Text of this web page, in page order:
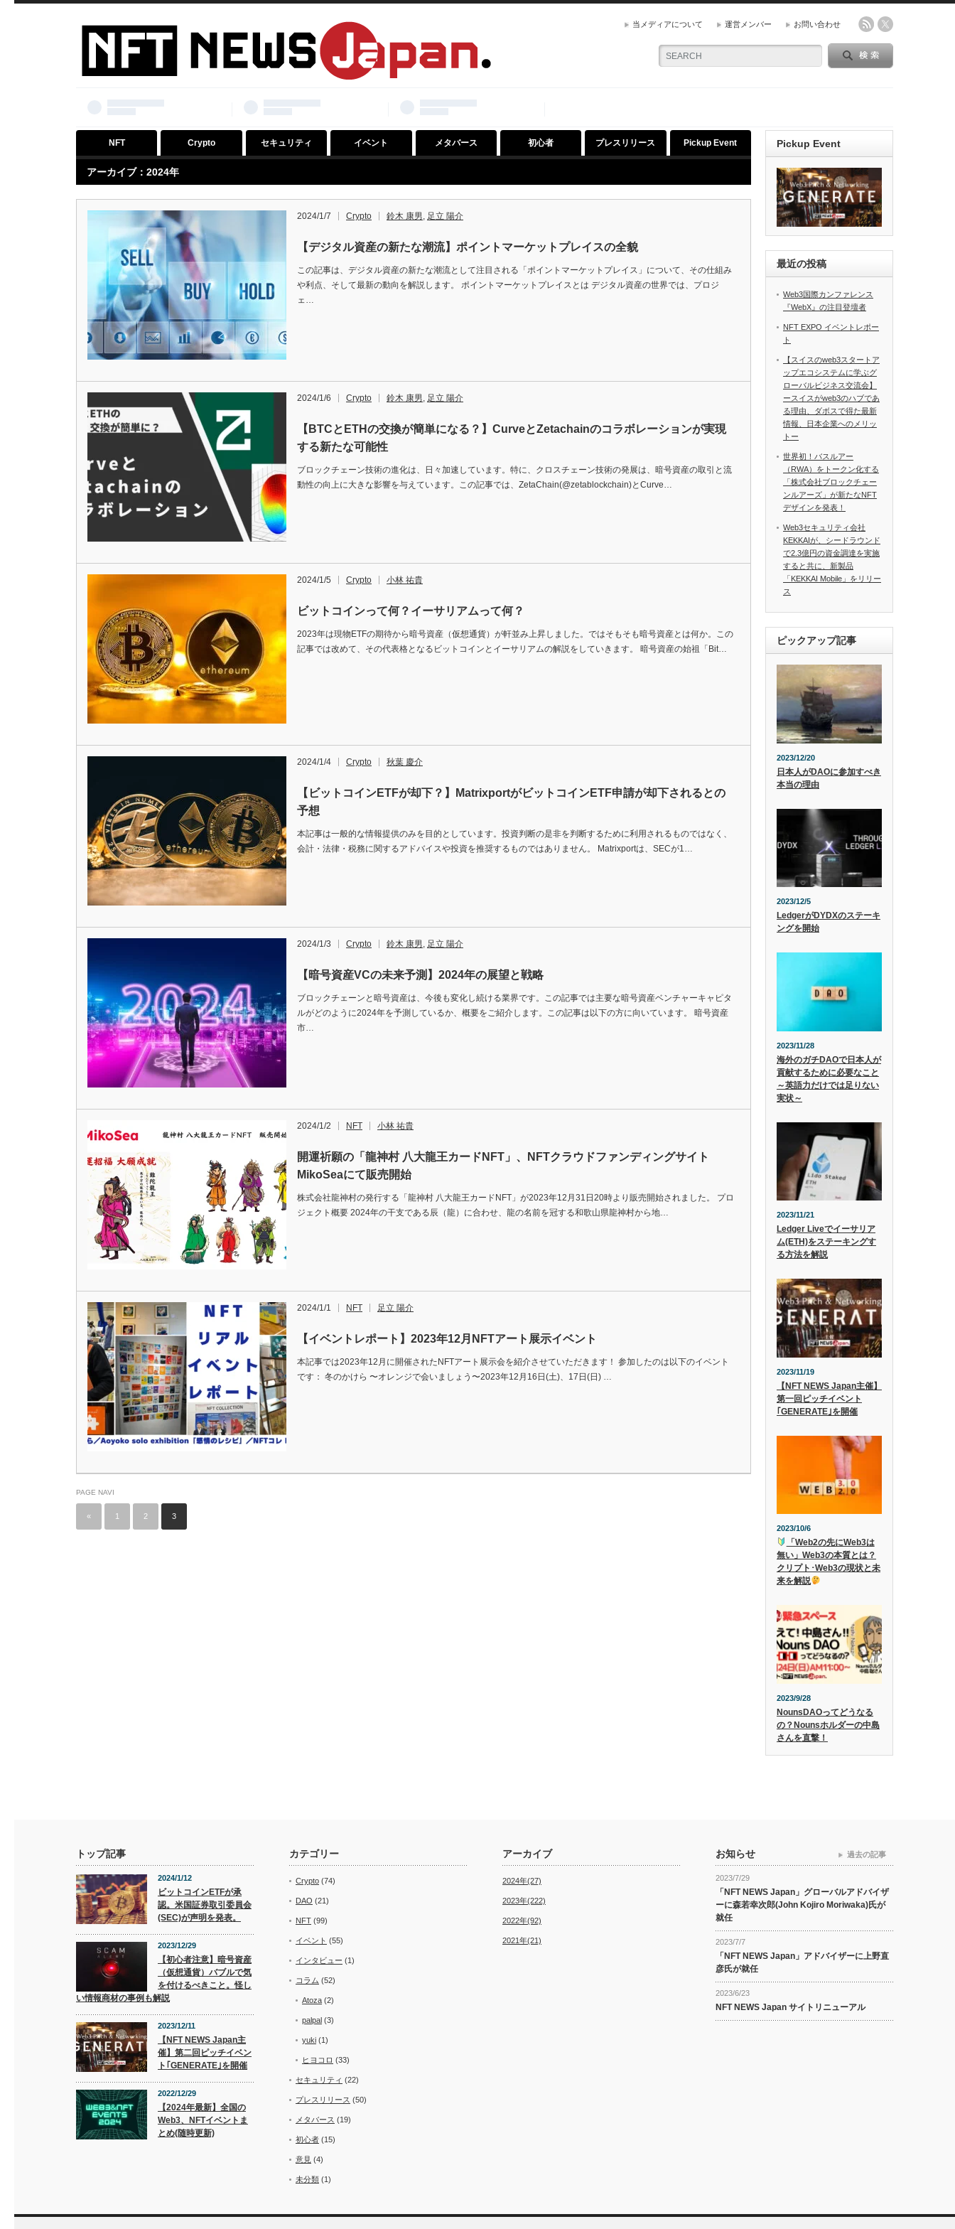
当メディアについて 運営メンバー お問い合わせ
NFT Crypto セキュリティ イベント メタバース 初心者 プレスリリース Pickup Event
アーカイブ：2024年
2024/1/7 Crypto 鈴木 康男, 足立 陽介
【デジタル資産の新たな潮流】ポイントマーケットプレイスの全貌
この記事は、デジタル資産の新たな潮流として注目される「ポイントマーケットプレイス」について、その仕組み
や利点、そして最新の動向を解説します。 ポイントマーケットプレイスとは デジタル資産の世界では、プロジ
ェ…
2024/1/6 Crypto 鈴木 康男, 足立 陽介
【BTCとETHの交換が簡単になる？】CurveとZetachainのコラボレーションが実現
する新たな可能性
ブロックチェーン技術の進化は、日々加速しています。特に、クロスチェーン技術の発展は、暗号資産の取引と流
動性の向上に大きな影響を与えています。この記事では、ZetaChain(@zetablockchain)とCurve…
2024/1/5 Crypto 小林 祐貴
ビットコインって何？イーサリアムって何？
2023年は現物ETFの期待から暗号資産（仮想通貨）が軒並み上昇しました。ではそもそも暗号資産とは何か。この
記事では改めて、その代表格となるビットコインとイーサリアムの解説をしていきます。 暗号資産の始祖「Bit…
2024/1/4 Crypto 秋葉 慶介
【ビットコインETFが却下？】MatrixportがビットコインETF申請が却下されるとの
予想
本記事は一般的な情報提供のみを目的としています。投資判断の是非を判断するために利用されるものではなく、
会計・法律・税務に関するアドバイスや投資を推奨するものではありません。 Matrixportは、SECが1…
2024/1/3 Crypto 鈴木 康男, 足立 陽介
【暗号資産VCの未来予測】2024年の展望と戦略
ブロックチェーンと暗号資産は、今後も変化し続ける業界です。この記事では主要な暗号資産ベンチャーキャピタ
ルがどのように2024年を予測しているか、概要をご紹介します。この記事は以下の方に向いています。 暗号資産
市…
2024/1/2 NFT 小林 祐貴
開運祈願の「龍神村 八大龍王カードNFT」、NFTクラウドファンディングサイト
MikoSeaにて販売開始
株式会社龍神村の発行する「龍神村 八大龍王カードNFT」が2023年12月31日20時より販売開始されました。 プロ
ジェクト概要 2024年の干支である辰（龍）に合わせ、龍の名前を冠する和歌山県龍神村から地…
2024/1/1 NFT 足立 陽介
【イベントレポート】2023年12月NFTアート展示イベント
本記事では2023年12月に開催されたNFTアート展示会を紹介させていただきます！ 参加したのは以下のイベント
です： 冬のかけら 〜オレンジで会いましょう〜2023年12月16日(土)、17日(日) …
PAGE NAVI
« 1 2 3
Pickup Event
最近の投稿
Web3国際カンファレンス
『WebX』の注目登壇者
NFT EXPO イベントレポー
ト
【スイスのweb3スタートア
ップエコシステムに学ぶグ
ローバルビジネス交流会】
ースイスがweb3のハブであ
る理由、ダボスで得た最新
情報、日本企業へのメリッ
トー
世界初！バスルアー
（RWA）をトークン化する
「株式会社ブロックチェー
ンルアーズ」が新たなNFT
デザインを発表！
Web3セキュリティ会社
KEKKAIが、シードラウンド
で2.3億円の資金調達を実施
すると共に、新製品
「KEKKAI Mobile」をリリー
ス
ピックアップ記事
2023/12/20
日本人がDAOに参加すべき
本当の理由
2023/12/5
LedgerがDYDXのステーキ
ングを開始
2023/11/28
海外のガチDAOで日本人が
貢献するために必要なこと
～英語力だけでは足りない
実状～
2023/11/21
Ledger Liveでイーサリア
ム(ETH)をステーキングす
る方法を解説
2023/11/19
【NFT NEWS Japan主催】
第一回ピッチイベント
｢GENERATE｣を開催
2023/10/6
「Web2の先にWeb3は
無い」Web3の本質とは？
クリプト･Web3の現状と未
来を解説
2023/9/28
NounsDAOってどうなる
の？Nounsホルダーの中島
さんを直撃！
トップ記事
2024/1/12
ビットコインETFが承
認。米国証券取引委員会
(SEC)が声明を発表。
2023/12/29
【初心者注意】暗号資産
（仮想通貨）バブルで気
を付けるべきこと。怪し
い情報商材の事例も解説
2023/12/11
【NFT NEWS Japan主
催】第二回ピッチイベン
ト｢GENERATE｣を開催
2022/12/29
【2024年最新】全国の
Web3、NFTイベントま
とめ(随時更新)
カテゴリー
Crypto (74)
DAO (21)
NFT (99)
イベント (55)
インタビュー (1)
コラム (52)
Atoza (2)
palpal (3)
yuki (1)
ヒヨコロ (33)
セキュリティ (22)
プレスリリース (50)
メタバース (19)
初心者 (15)
意見 (4)
未分類 (1)
アーカイブ
2024年(27)
2023年(222)
2022年(92)
2021年(21)
お知らせ
2023/7/29
「NFT NEWS Japan」グローバルアドバイザ
ーに森若幸次郎(John Kojiro Moriwaka)氏が
就任
2023/7/7
「NFT NEWS Japan」アドバイザーに上野直
彦氏が就任
2023/6/23
NFT NEWS Japan サイトリニューアル
過去の記事